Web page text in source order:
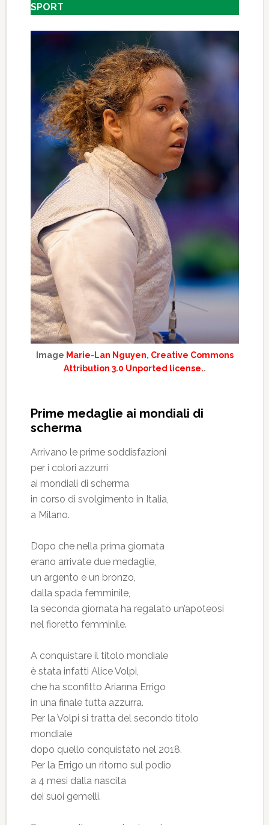
SPORT
Image Marie-Lan Nguyen, Creative Commons
Attribution 3.0 Unported license..
Prime medaglie ai mondiali di
scherma
Arrivano le prime soddisfazioni
per i colori azzurri
ai mondiali di scherma
in corso di svolgimento in Italia,
a Milano.
Dopo che nella prima giornata
erano arrivate due medaglie,
un argento e un bronzo,
dalla spada femminile,
la seconda giornata ha regalato un’apoteosi
nel fioretto femminile.
A conquistare il titolo mondiale
è stata infatti Alice Volpi,
che ha sconfitto Arianna Errigo
in una finale tutta azzurra.
Per la Volpi si tratta del secondo titolo
mondiale
dopo quello conquistato nel 2018.
Per la Errigo un ritorno sul podio
a 4 mesi dalla nascita
dei suoi gemelli.